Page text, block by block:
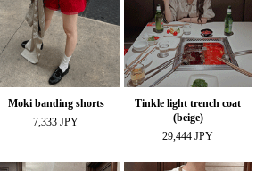
Moki banding shorts
7,333 JPY
Tinkle light trench coat
(beige)
29,444 JPY